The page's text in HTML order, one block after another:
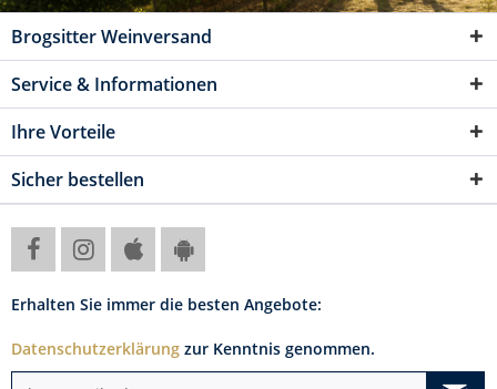
Brogsitter Weinversand
Service & Informationen
Ihre Vorteile
Sicher bestellen
Erhalten Sie immer die besten Angebote:
Datenschutzerklärung zur Kenntnis genommen.